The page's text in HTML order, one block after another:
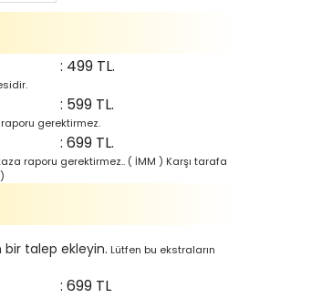
: 499 TL.
: 599 TL.
gerektirmez.
: 699 TL.
raporu gerektirmez.. ( İMM ) Karşı tarafa
bir talep ekleyin. Lütfen bu ekstraların
: 699 TL